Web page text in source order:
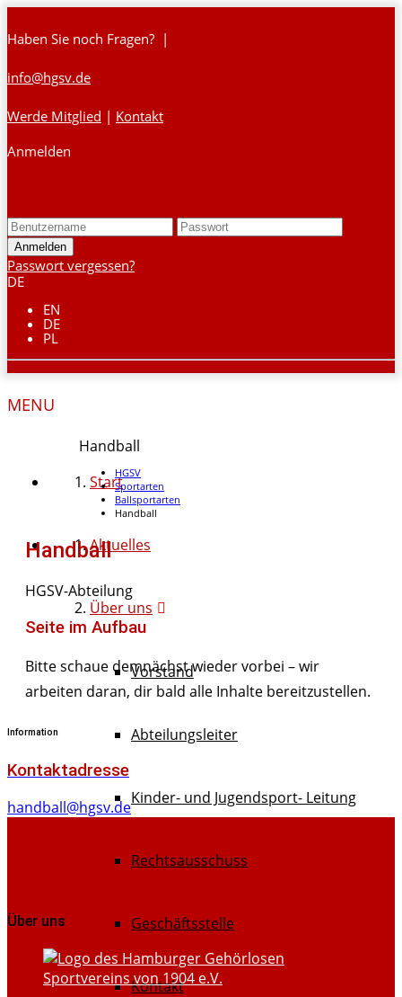
Haben Sie noch Fragen? |
info@hgsv.de
Werde Mitglied | Kontakt
Anmelden
Passwort vergessen?
DE
EN
DE
PL
MENU
Start
Aktuelles
Über uns
Vorstand
Abteilungsleiter
Kinder- und Jugendsport- Leitung
Rechtsausschuss
Geschäftsstelle
Kontakt
Handball
HGSV
Sportarten
Ballsportarten
Handball
Handball
HGSV-Abteilung
Seite im Aufbau
Bitte schaue demnächst wieder vorbei – wir
arbeiten daran, dir bald alle Inhalte bereitzustellen.
Information
Kontaktadresse
handball@hgsv.de
Über uns